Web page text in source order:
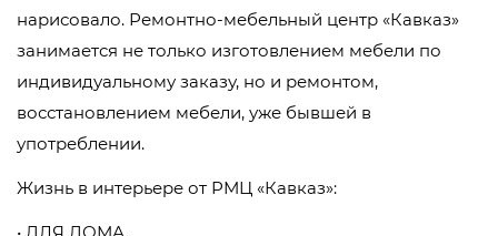
нарисовало. Ремонтно-мебельный центр «Кавказ»
занимается не только изготовлением мебели по
индивидуальному заказу, но и ремонтом,
восстановлением мебели, уже бывшей в
употреблении.
Жизнь в интерьере от РМЦ «Кавказ»: